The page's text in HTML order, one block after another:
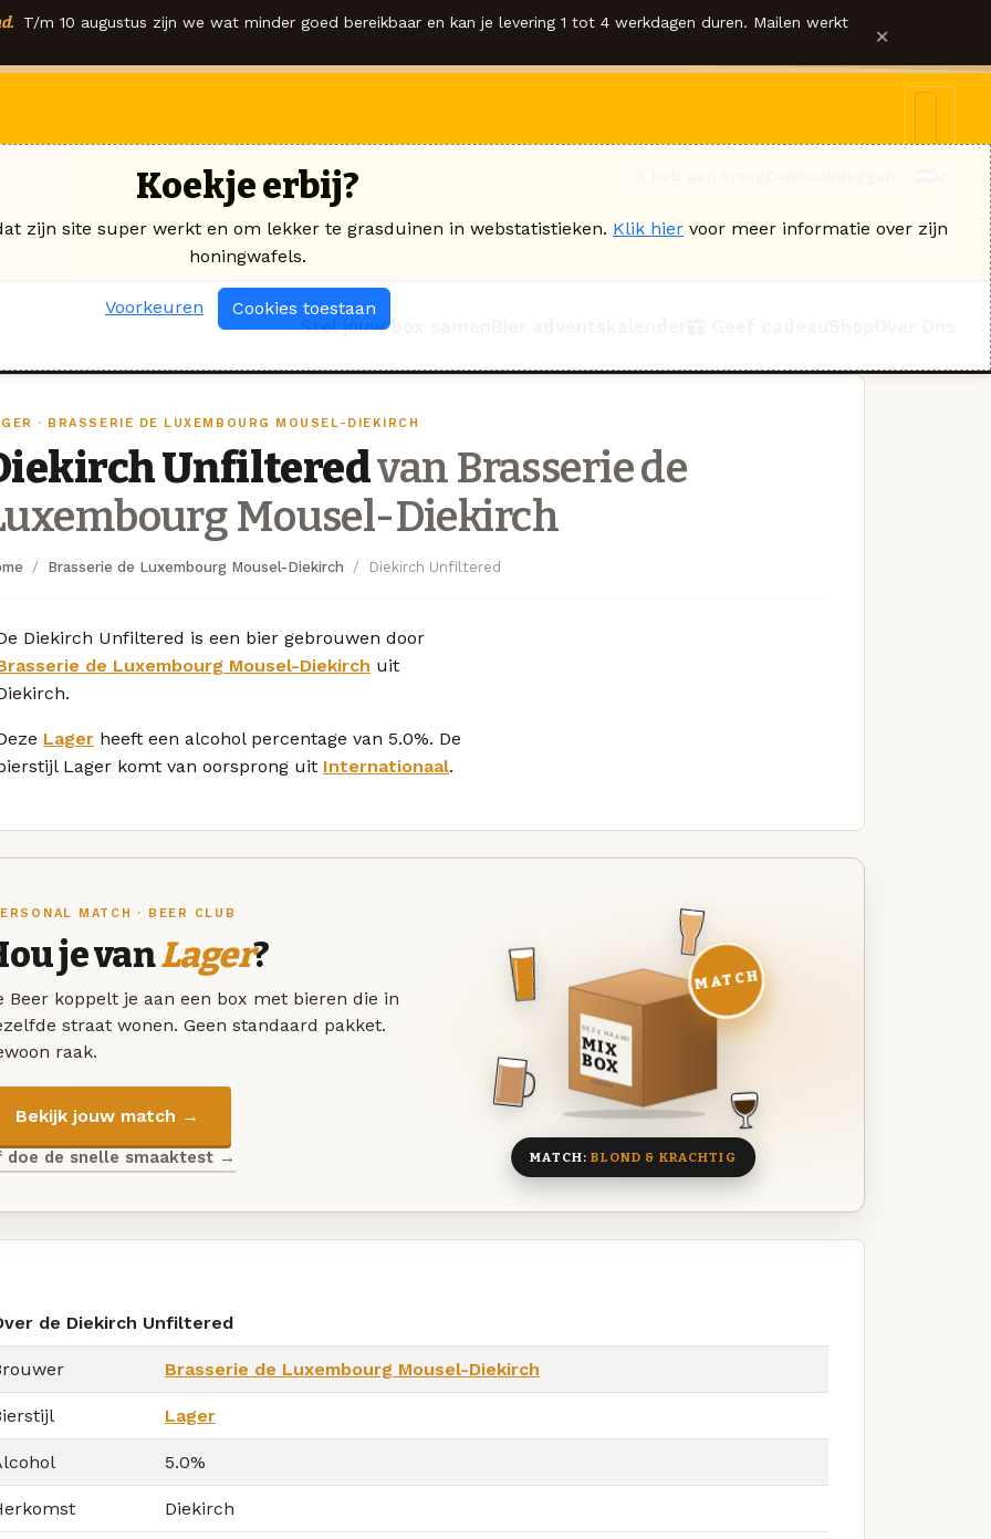
T/m 10 augustus zijn we wat minder goed bereikbaar en kan je levering 1 tot 4 werkdagen duren. Mailen werkt ×
Stel jouw box samen
· BRASSERIE DE LUXEMBOURG MOUSEL-DIEKIRCH
Unfilteredvan Brasserie de
Mousel-Diekirch
Brasserie de Luxembourg Mousel-Diekirch Diekirch Unfiltered
Diekirch Unfiltered is een bier gebrouwen door
de Luxembourg Mousel-Diekirch uit
Lager heeft een alcohol percentage van 5.0%. De
Lager komt van oorsprong uit Internationaal.
MATCH · BEER CLUB
je vanLager?
Beer koppelt je aan een box met bieren die in
straat wonen. Geen standaard pakket.
raak.
Bekijk jouw match →
doe de snelle smaaktest →
DEZE MAAND
MIX
BOX
8 BIEREN
MATCH
MATCH:BLOND & KRACHTIG
de Diekirch Unfiltered
Brasserie de Luxembourg Mousel-Diekirch
Lager
5.0%
Diekirch
Koekje erbij?
zijn site super werkt en om lekker te grasduinen in webstatistieken. Klik hier voor meer informatie over zijn
honingwafels.
Voorkeuren Cookies toestaan